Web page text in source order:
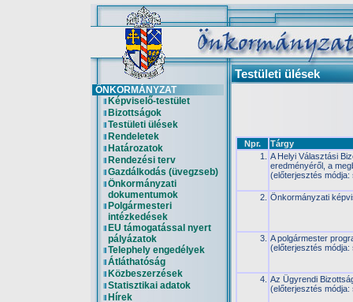
Testületi ülések
ÖNKORMÁNYZAT
Képviselő-testület
Bizottságok
Testületi ülések
Rendeletek
Határozatok
Rendezési terv
Gazdálkodás (üvegzseb)
Önkormányzati
dokumentumok
Polgármesteri
intézkedések
EU támogatással nyert
pályázatok
Telephely engedélyek
Átláthatóság
Közbeszerzések
Statisztikai adatok
Hírek
Npr.
Tárgy
1.
A Helyi Választási
eredményéről, a
(előterjesztés módja:
2. Önkormányzati
3. A polgármester
(előterjesztés módja:
4. Az Ügyrendi
(előterjesztés módja: